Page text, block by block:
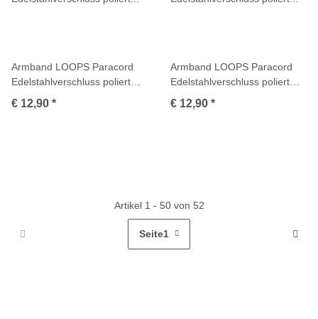
Armband LOOPS Paracord
Edelstahlverschluss poliert
Multicolor
€ 12,90 *
Armband LOOPS Paracord
Edelstahlverschluss poliert
Multicolor
€ 12,90 *
Artikel 1 - 50 von 52
Seite1